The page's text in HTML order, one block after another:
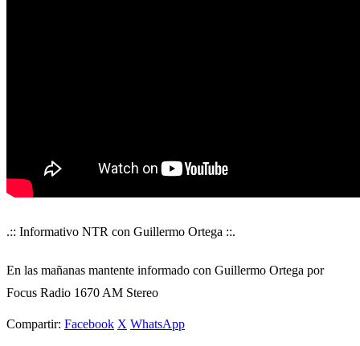
.:: Informativo NTR con Guillermo Ortega ::.
En las mañanas mantente informado con Guillermo Ortega por
Focus Radio 1670 AM Stereo
Compartir: Facebook X WhatsApp